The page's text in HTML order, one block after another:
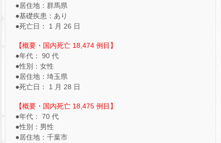
●居住地：群馬県
●基礎疾患：あり
●死亡日： 1 月 26 日
【概要・国内死亡 18,474 例目】
●年代： 90 代
●性別：女性
●居住地：埼玉県
●死亡日： 1 月 28 日
【概要・国内死亡 18,475 例目】
●年代： 70 代
●性別：男性
●居住地：千葉市